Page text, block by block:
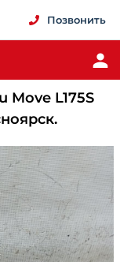
Позвонить
L175S